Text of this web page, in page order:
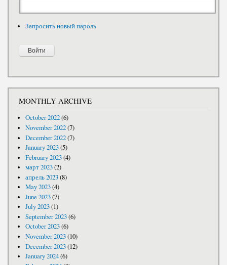
Запросить новый пароль
MONTHLY ARCHIVE
October 2022(6)
November 2022(7)
December 2022(7)
January 2023(5)
February 2023(4)
март 2023(2)
апрель 2023(8)
May 2023(4)
June 2023(7)
July 2023(1)
September 2023(6)
October 2023(6)
November 2023(10)
December 2023(12)
January 2024(6)